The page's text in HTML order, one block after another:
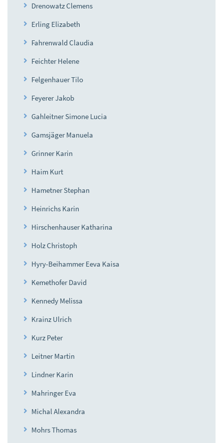
Drenowatz Clemens
Erling Elizabeth
Fahrenwald Claudia
Feichter Helene
Felgenhauer Tilo
Feyerer Jakob
Gahleitner Simone Lucia
Gamsjäger Manuela
Grinner Karin
Haim Kurt
Hametner Stephan
Heinrichs Karin
Hirschenhauser Katharina
Holz Christoph
Hyry-Beihammer Eeva Kaisa
Kemethofer David
Kennedy Melissa
Krainz Ulrich
Kurz Peter
Leitner Martin
Lindner Karin
Mahringer Eva
Michal Alexandra
Mohrs Thomas